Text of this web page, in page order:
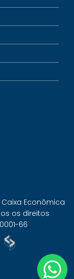
Econômica
os direitos
66